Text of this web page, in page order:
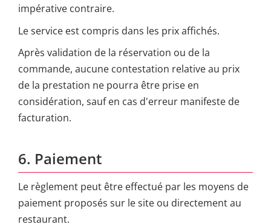
impérative contraire.
Le service est compris dans les prix affichés.
Après validation de la réservation ou de la
commande, aucune contestation relative au prix
de la prestation ne pourra être prise en
considération, sauf en cas d'erreur manifeste de
facturation.
6. Paiement
Le règlement peut être effectué par les moyens de
paiement proposés sur le site ou directement au
restaurant.